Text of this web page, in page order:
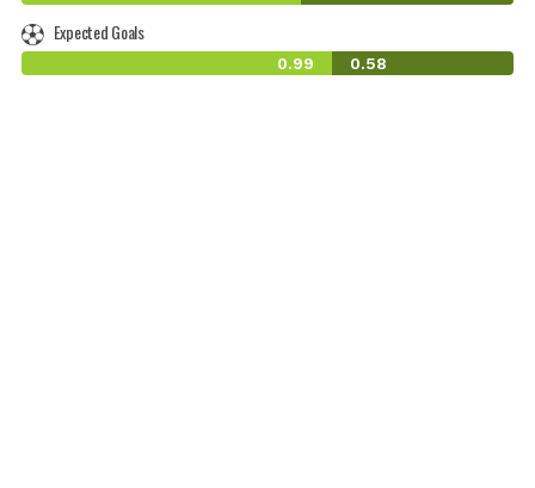
Expected Goals
0.99 0.58